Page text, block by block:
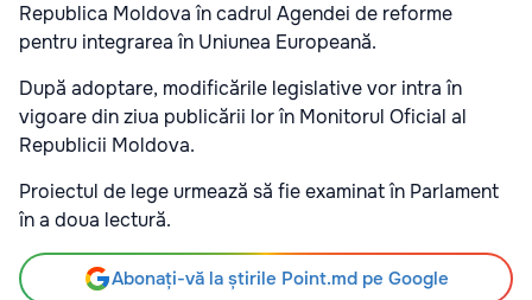
Republica Moldova în cadrul Agendei de reforme
pentru integrarea în Uniunea Europeană.
După adoptare, modificările legislative vor intra în
vigoare din ziua publicării lor în Monitorul Oficial al
Republicii Moldova.
Proiectul de lege urmează să fie examinat în Parlament
în a doua lectură.
Abonați-vă la știrile Point.md pe Google